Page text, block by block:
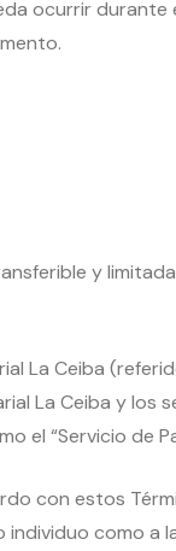
ocurrir
y
Ceiba
La Ceiba y
el “Servicio de
con estos
como